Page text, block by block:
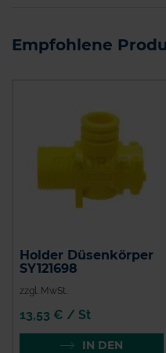
Empfohlene
Holder Düsenkörper
SY121698
zzgl. MwSt.
13,53 € / St
IN DEN